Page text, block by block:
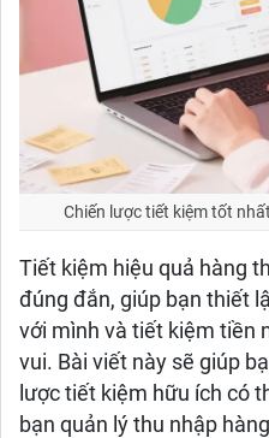
Chiến lược tiết kiệm tốt
Tiết kiệm hiệu quả hàng
đúng đắn, giúp bạn thiết
với mình và tiết kiệm tiền
vui. Bài viết này sẽ giúp
lược tiết kiệm hữu ích có
bạn quản lý thu nhập